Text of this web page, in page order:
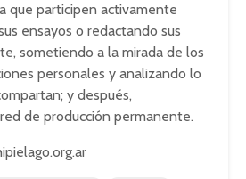
que participen activamente
ensayos o redactando sus
sometiendo a la mirada de los
personales y analizando lo
y después,
de producción permanente.